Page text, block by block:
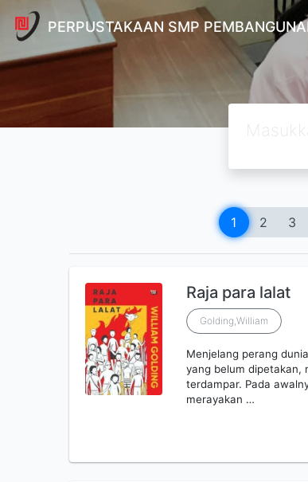
PERPUSTAKAAN SMP
1 2 3
Raja para lalat
Golding,William
Menjelang perang
yang belum dipetakan,
terdampar. Pada
merayakan …